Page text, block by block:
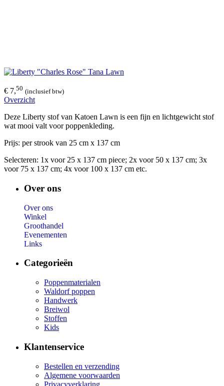
€ 7,50 (inclusief btw)
Overzicht
Deze Liberty stof van Katoen Lawn is een fijn en lichtgewicht stof
wat mooi valt voor poppenkleding.
Prijs: per strook van 25 cm x 137 cm
Selecteren: 1x voor 25 x 137 cm piece; 2x voor 50 x 137 cm; 3x
voor 75 x 137 cm; 4x voor 100 x 137 cm etc.
Over ons
Over ons
Winkel
Groothandel
Evenementen
Links
Categorieën
Poppenmaterialen
Waldorf poppen
Handwerk
Breiwol
Stoffen
Kids
Klantenservice
Bestellen en verzending
Algemene voorwaarden
Privacyverklaring